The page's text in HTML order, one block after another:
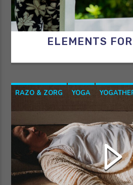
ELEMENTS
RAZO & ZORG YOGA
YOGAWITHBIDDY